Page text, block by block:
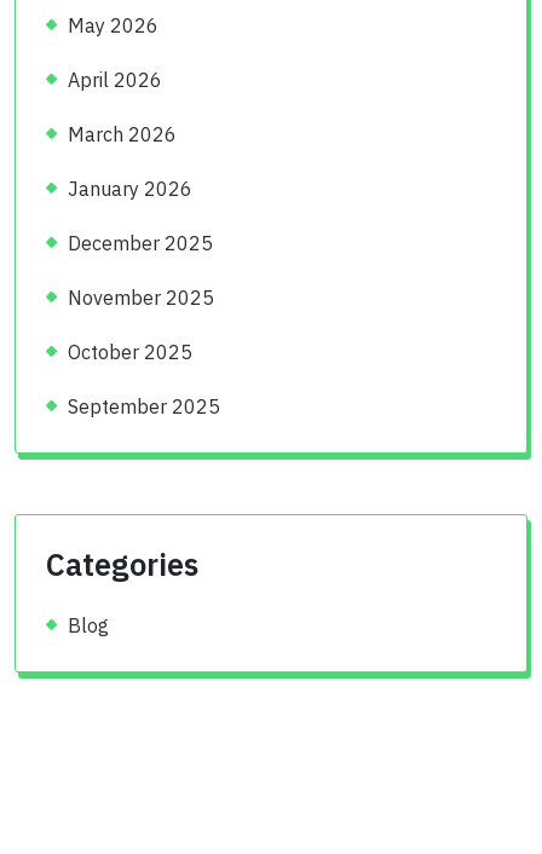
May 2026
April 2026
March 2026
January 2026
December 2025
November 2025
October 2025
September 2025
Categories
Blog